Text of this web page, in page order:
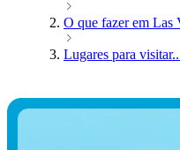
O que fazer em Las
Lugares para